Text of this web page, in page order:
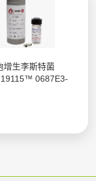
增生李斯特菌
0687E3-